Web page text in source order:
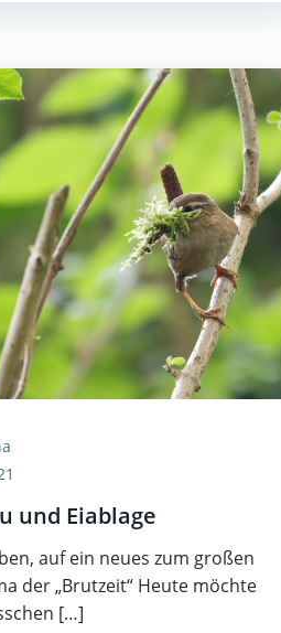
und Eiablage
auf ein neues zum großen
der „Brutzeit“ Heute möchte
[…]